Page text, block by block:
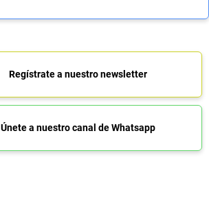
Regístrate a nuestro newsletter
Únete a nuestro canal de Whatsapp